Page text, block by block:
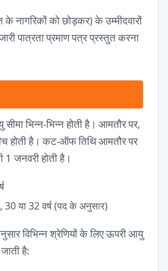
के नागरिकों को छोड़कर) के उम्मीदवारों
पात्रता प्रमाण पत्र प्रस्तुत करना
भिन्न-भिन्न होती है। आमतौर पर,
होती है। कट-ऑफ तिथि आमतौर पर
जनवरी होती है।
30 या 32 वर्ष (पद के अनुसार)
विभिन्न श्रेणियों के लिए ऊपरी आयु
है: